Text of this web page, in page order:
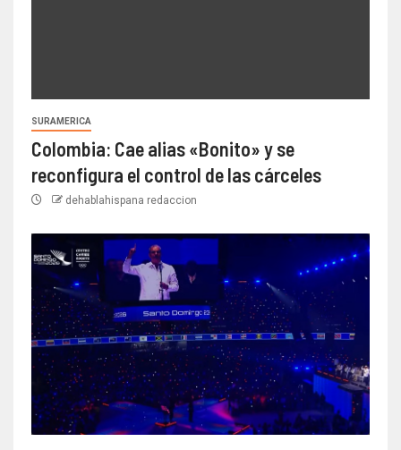
SURAMERICA
Colombia: Cae alias «Bonito» y se
reconfigura el control de las cárceles
dehablahispana redaccion